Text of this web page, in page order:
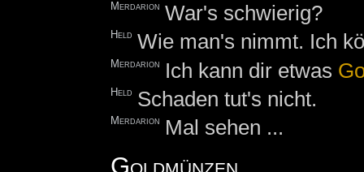
Merdarion War's schwierig?
Held Wie man's nimmt. Ich
Merdarion Ich kann dir etwas
Held Schaden tut's nicht.
Merdarion Mal sehen ...
Goldmünzen